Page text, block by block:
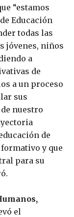
“estamos
Educación
todas las
jóvenes, niños
a
de
a un proceso
sus
nuestro
de
y que
para su
el